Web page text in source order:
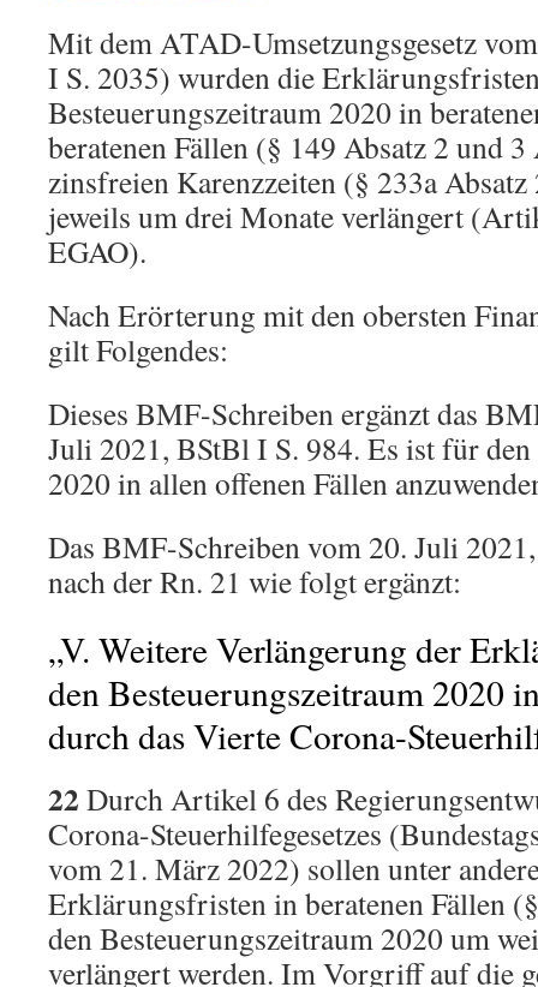
Mit dem ATAD-Umsetzungsgesetz
I S. 2035) wurden die
Besteuerungszeitraum 2020 in
beratenen Fällen (§ 149 Absatz 2 und
zinsfreien Karenzzeiten (§ 233a
jeweils um drei Monate verlängert
EGAO).
Nach Erörterung mit den obersten
gilt Folgendes:
Dieses BMF-Schreiben ergänzt das
Juli 2021, BStBl I S. 984. Es ist für
2020 in allen offenen Fällen
Das BMF-Schreiben vom 20. Juli
nach der Rn. 21 wie folgt ergänzt:
„V. Weitere Verlängerung der
den Besteuerungszeitraum 2020
durch das Vierte Corona-
22 Durch Artikel 6 des
Corona-Steuerhilfegesetzes
vom 21. März 2022) sollen unter
Erklärungsfristen in beratenen Fällen
den Besteuerungszeitraum 2020 um
verlängert werden. Im Vorgriff auf die